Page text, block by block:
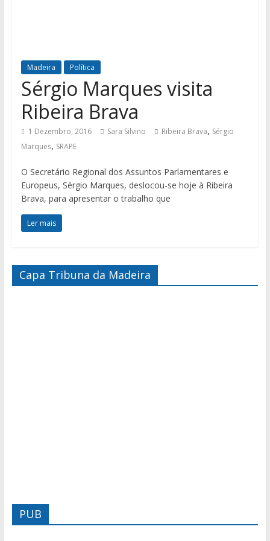
Madeira Política
Sérgio Marques visita
Ribeira Brava
1 Dezembro, 2016 Sara Silvino Ribeira Brava, Sérgio
Marques, SRAPE
O Secretário Regional dos Assuntos Parlamentares e
Europeus, Sérgio Marques, deslocou-se hoje à Ribeira
Brava, para apresentar o trabalho que
Ler mais
Capa Tribuna da Madeira
PUB